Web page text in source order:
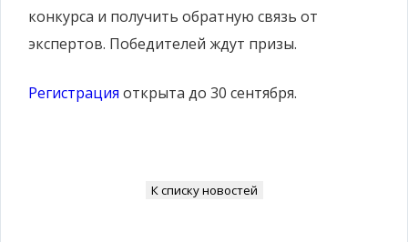
конкурса и получить обратную связь от
экспертов. Победителей ждут призы.
Регистрация открыта до 30 сентября.
К списку новостей